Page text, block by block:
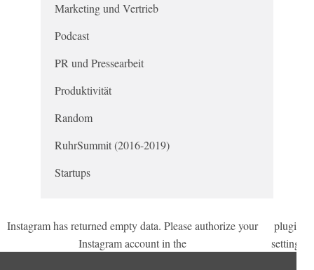
Marketing und Vertrieb
Podcast
PR und Pressearbeit
Produktivität
Random
RuhrSummit (2016-2019)
Startups
Instagram has returned empty data. Please authorize your
Instagram account in the
plugin
settings